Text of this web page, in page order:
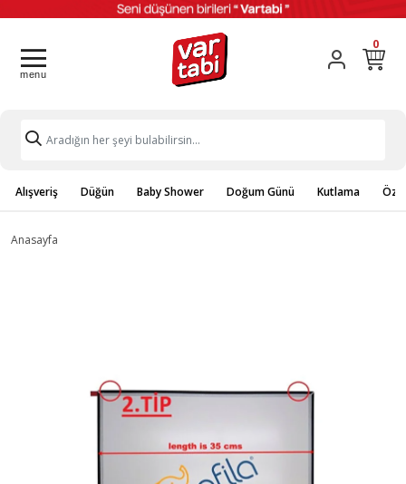
0
Alışveriş Düğün Baby Shower Doğum Günü Kutlama
Anasayfa